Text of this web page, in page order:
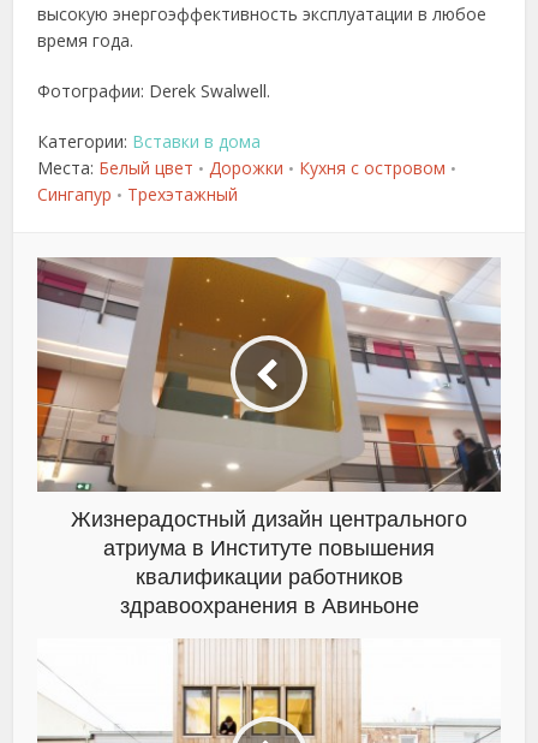
высокую энергоэффективность эксплуатации в любое
время года.
Фотографии: Derek Swalwell.
Категории: Вставки в дома
Места: Белый цвет • Дорожки • Кухня с островом •
Сингапур • Трехэтажный
Жизнерадостный дизайн центрального
атриума в Институте повышения
квалификации работников
здравоохранения в Авиньоне